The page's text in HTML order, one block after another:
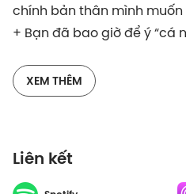
chính bản thân mình
+ Bạn đã bao giờ để ý “cá
Cảm nghĩ của các bạn
lần này? Hay để lại
Mỗi tuần chúng mình sẽ
cảm ơn các bạn đã ở đây
XEM THÊM
Liên kết